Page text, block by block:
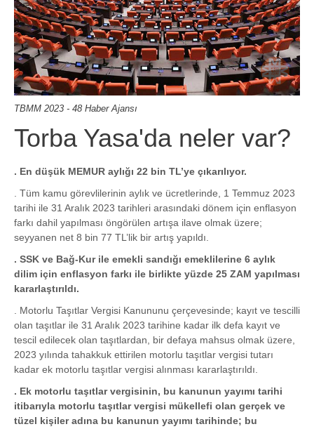
TBMM 2023 - 48 Haber Ajansı
Torba Yasa'da neler var?
. En düşük MEMUR aylığı 22 bin TL’ye çıkarılıyor.
. Tüm kamu görevlilerinin aylık ve ücretlerinde, 1 Temmuz 2023
tarihi ile 31 Aralık 2023 tarihleri arasındaki dönem için enflasyon
farkı dahil yapılması öngörülen artışa ilave olmak üzere;
seyyanen net 8 bin 77 TL’lik bir artış yapıldı.
. SSK ve Bağ-Kur ile emekli sandığı emeklilerine 6 aylık
dilim için enflasyon farkı ile birlikte yüzde 25 ZAM yapılması
kararlaştırıldı.
. Motorlu Taşıtlar Vergisi Kanununu çerçevesinde; kayıt ve tescilli
olan taşıtlar ile 31 Aralık 2023 tarihine kadar ilk defa kayıt ve
tescil edilecek olan taşıtlardan, bir defaya mahsus olmak üzere,
2023 yılında tahakkuk ettirilen motorlu taşıtlar vergisi tutarı
kadar ek motorlu taşıtlar vergisi alınması kararlaştırıldı.
. Ek motorlu taşıtlar vergisinin, bu kanunun yayımı tarihi
itibarıyla motorlu taşıtlar vergisi mükellefi olan gerçek ve
tüzel kişiler adına bu kanunun yayımı tarihinde; bu